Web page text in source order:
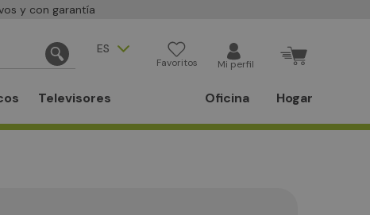
y con garantía
ES
Favoritos Mi perfil
Televisores Oficina Hogar